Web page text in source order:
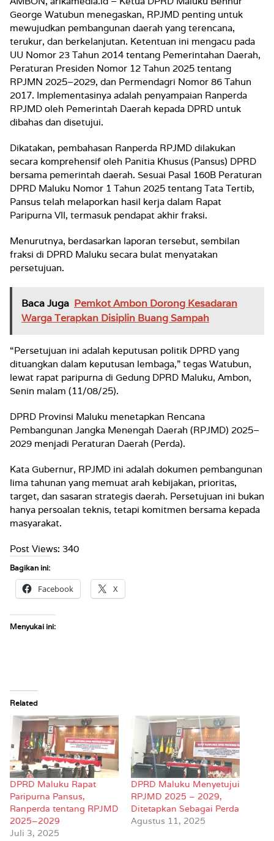
George Watubun menegaskan, RPJMD penting untuk
mewujudkan pembangunan daerah yang terencana,
terukur, dan berkelanjutan. Ketentuan ini mengacu pada
UU Nomor 23 Tahun 2014 tentang Pemerintahan Daerah,
Peraturan Presiden Nomor 12 Tahun 2025 tentang
RPJMN 2025–2029, dan Permendagri Nomor 86 Tahun
2017. Implementasinya adalah penyampaian Ranperda
RPJMD oleh Pemerintah Daerah kepada DPRD untuk
dibahas dan disetujui.
Dikatakan, pembahasan Ranperda RPJMD dilakukan
secara komprehensif oleh Panitia Khusus (Pansus) DPRD
bersama pemerintah daerah. Sesuai Pasal 160B Peraturan
DPRD Maluku Nomor 1 Tahun 2025 tentang Tata Tertib,
Pansus telah melaporkan hasil kerja dalam Rapat
Paripurna VII, termasuk pendapat akhir fraksi.
Menurutnya, berdasarkan laporan tersebut, sembilan
fraksi di DPRD Maluku secara bulat menyatakan
persetujuan.
Baca Juga Pemkot Ambon Dorong Kesadaran
Warga Terapkan Disiplin Buang Sampah
“Persetujuan ini adalah keputusan politik DPRD yang
dituangkan dalam keputusan lembaga,” tegas Watubun,
lewat rapat paripurna di Gedung DPRD Maluku, Ambon,
Senin malam (11/08/25).
DPRD Provinsi Maluku menetapkan Rencana
Pembangunan Jangka Menengah Daerah (RPJMD) 2025–
2029 menjadi Peraturan Daerah (Perda).
Kata Gubernur, RPJMD ini adalah dokumen pembangunan
lima tahunan yang memuat arah kebijakan, prioritas,
target, dan sasaran strategis daerah. Persetujuan ini bukan
hanya persoalan teknis, tetapi komitmen bersama kepada
masyarakat.
Post Views: 340
Bagikan ini:
Facebook X
Menyukai ini:
Related
DPRD Maluku Rapat
Paripurna Pansus,
Ranperda tentang RPJMD
2025–2029
Juli 3, 2025
DPRD Maluku Menyetujui
RPJMD 2025 – 2029,
Ditetapkan Sebagai Perda
Agustus 11, 2025